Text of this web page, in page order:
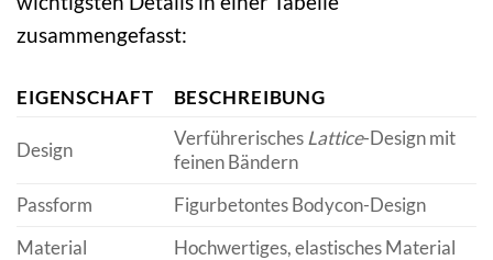
zusammengefasst:
EIGENSCHAFT BESCHREIBUNG
Design
Verführerisches Lattice-Design mit
feinen Bändern
Passform
Figurbetontes Bodycon-Design
Material
Hochwertiges, elastisches Material